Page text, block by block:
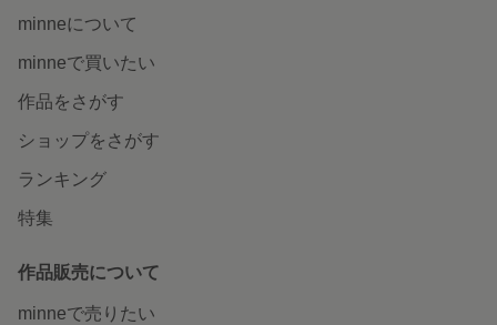
minneについて
minneで買いたい
作品をさがす
ショップをさがす
ランキング
特集
作品販売について
minneで売りたい